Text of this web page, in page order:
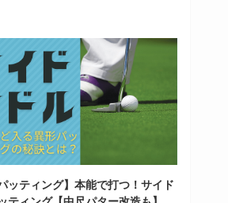
ッティング】本能で打つ！サイド